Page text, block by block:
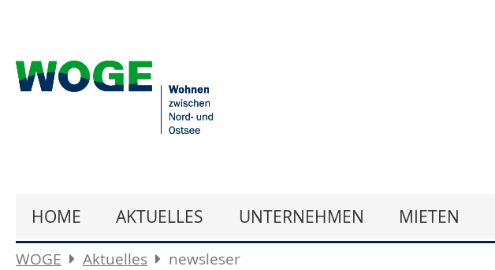
HOME AKTUELLES UNTERNEHMEN MIETEN
WOGE Aktuelles newsleser